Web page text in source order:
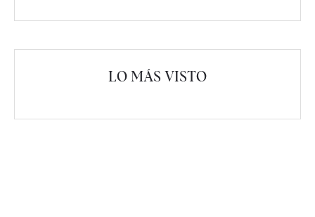
LO MÁS VISTO